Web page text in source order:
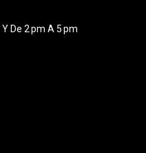
De 2 Pm A 5 Pm